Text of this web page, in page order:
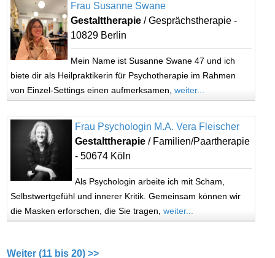
Frau Susanne Swane
Gestalttherapie / Gesprächstherapie -
10829 Berlin
Mein Name ist Susanne Swane 47 und ich
biete dir als Heilpraktikerin für Psychotherapie im Rahmen
von Einzel-Settings einen aufmerksamen,weiter...
Frau Psychologin M.A. Vera Fleischer
Gestalttherapie / Familien/Paartherapie
- 50674 Köln
Als Psychologin arbeite ich mit Scham,
Selbstwertgefühl und innerer Kritik. Gemeinsam können wir
die Masken erforschen, die Sie tragen,weiter...
Weiter (11 bis 20) >>